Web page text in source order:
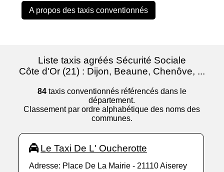
A propos des taxis conventionnés
Liste taxis agréés Sécurité Sociale
Côte d'Or (21) : Dijon, Beaune, Chenôve, ...
84taxis conventionnés référencés dans le
département.
Classement par ordre alphabétique des noms des
communes.
Le Taxi De L' Oucherotte
Adresse: Place De La Mairie - 21110 Aiserey